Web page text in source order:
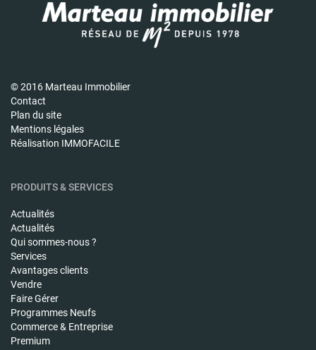
© 2016 Marteau Immobilier
Contact
Plan du site
Mentions légales
Réalisation IMMOFACILE
PRODUITS & SERVICES
Actualités
Actualités
Qui sommes-nous ?
Services
Avantages clients
Vendre
Faire Gérer
Programmes Neufs
Commerce & Entreprise
Premium